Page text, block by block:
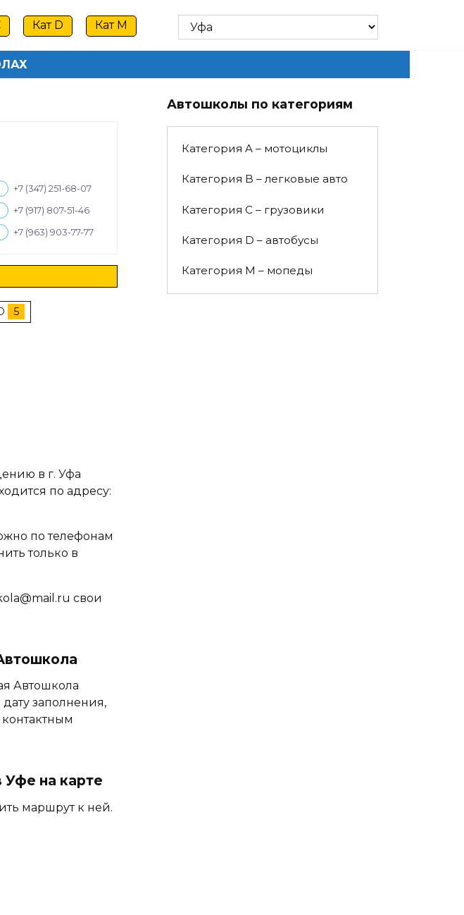
Кат D Кат M
+7 (347) 251-68-07
+7 (917) 807-51-46
+7 (963) 903-77-77
5
в г. Уфа
по адресу:
по телефонам
только в
свои
Автошкола
дату заполнения,
контактным
на карте
маршрут к ней.
Автошколы по категориям
Категория A – мотоциклы
Категория B – легковые авто
Категория C – грузовики
Категория D – автобусы
Категория M – мопеды